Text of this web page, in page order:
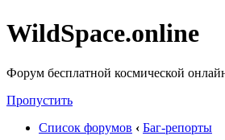
WildSpace.online
Форум бесплатной космической
Пропустить
Список форумов ‹ Баг-репорты